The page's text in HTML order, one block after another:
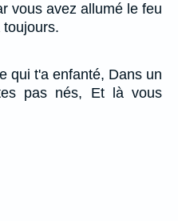
vous avez allumé le feu
qui t'a enfanté, Dans un
pas nés, Et là vous